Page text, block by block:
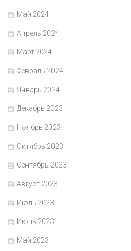
Май 2024
Апрель 2024
Март 2024
Февраль 2024
Январь 2024
Декабрь 2023
Ноябрь 2023
Октябрь 2023
Сентябрь 2023
Август 2023
Июль 2023
Июнь 2023
Май 2023